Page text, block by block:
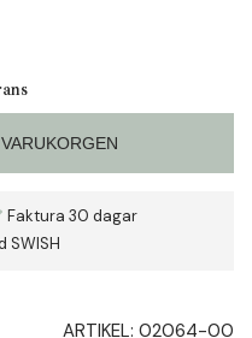
Faktura 30 dagar
SWISH
ARTIKEL: 02064-00